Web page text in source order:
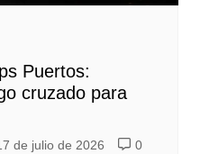
Puertos:
cruzado para
de julio de 2026 0